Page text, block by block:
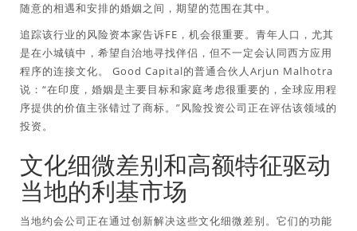
随意的相遇和安排的婚姻之间，期望的范围在其中。
追踪该行业的风险资本家告诉FE，机会很重要。青年人口，尤其
是在小城镇中，希望自治地寻找伴侣，但不一定会认同西方应用
程序的连接文化。 Good Capital的普通合伙人Arjun Malhotra
说：“在印度，婚姻是主要目标和家庭考虑很重要的，全球应用程
序提供的价值主张错过了商标。”风险投资公司正在评估该领域的
投资。
文化细微差别和高额特征驱动
当地的利基市场
当地约会公司正在通过创新解决这些文化细微差别。它们的功能